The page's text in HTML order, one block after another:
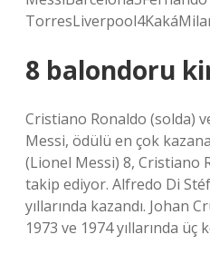
8 balondoru
Cristiano Ronaldo (solda)
Messi, ödülü en çok
(Lionel Messi) 8, Cristiano
takip ediyor. Alfredo Di
yıllarında kazandı. Johan
1973 ve 1974 yıllarında üç